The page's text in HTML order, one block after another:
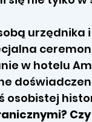
urzędnika
w hotelu
osobistej